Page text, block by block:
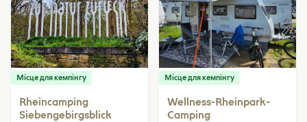
Місце для кемпінгу
Rheincamping
Siebengebirgsblick
Місце для кемпінгу
Wellness-Rheinpark-
Camping